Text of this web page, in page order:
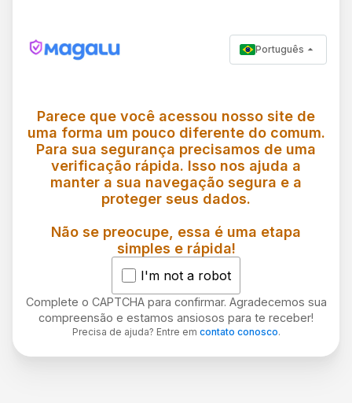
Português
Parece que você acessou nosso site de
uma forma um pouco diferente do comum.
Para sua segurança precisamos de uma
verificação rápida. Isso nos ajuda a
manter a sua navegação segura e a
proteger seus dados.
Não se preocupe, essa é uma etapa
simples e rápida!
I'm not a robot
Complete o CAPTCHA para confirmar. Agradecemos sua
compreensão e estamos ansiosos para te receber!
Precisa de ajuda? Entre em contato conosco.